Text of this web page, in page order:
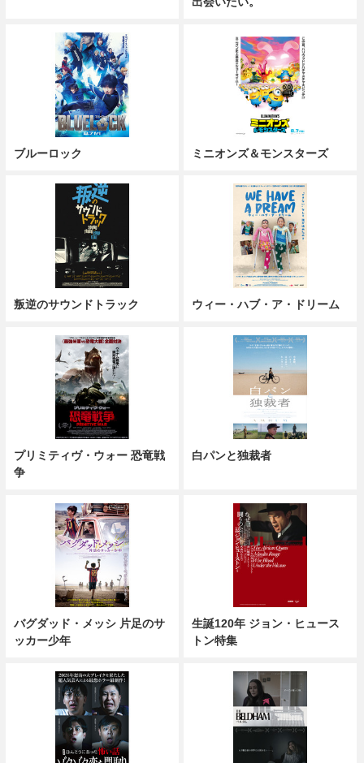
ブルーロック ミニオンズ＆モンスターズ
叛逆のサウンドトラック ウィー・ハブ・ア・ドリーム
プリミティヴ・ウォー 恐竜戦
争
白パンと独裁者
バグダッド・メッシ 片足のサ
ッカー少年
生誕120年 ジョン・ヒュース
トン特集